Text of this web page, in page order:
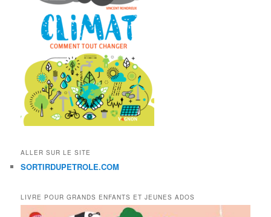
ALLER SUR LE SITE
SORTIRDUPETROLE.COM
LIVRE POUR GRANDS ENFANTS ET JEUNES ADOS